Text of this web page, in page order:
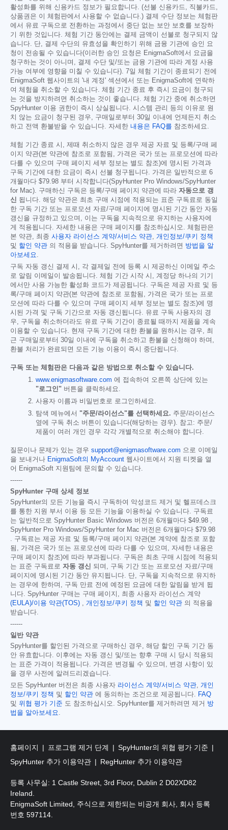
활성화를 위해 신용카드 정보가 필요합니다. (선불 신용카드, 직불카드,
상품권은 이 체험판에서 사용할 수 없습니다.) 결제 수단 정보는 체험판
에서 유료 구독으로 전환하는 과정에서 중단 없는 보안 보호를 보장하
기 위한 것입니다. 체험 기간 동안에는 결제 금액이 선불로 청구되지 않
습니다. 단, 결제 수단의 유효성을 확인하기 위해 금융 기관에 승인 요
청이 전송될 수 있습니다(이러한 승인 요청은 EnigmaSoft에서 요금을
청구하는 것이 아니며, 결제 수단 및/또는 금융 기관에 따라 계정 사용
가능 여부에 영향을 미칠 수 있습니다). 7일 체험 기간이 종료되기 전에
EnigmaSoft 웹사이트의 '내 계정' 섹션에서 또는 EnigmaSoft에 연락하
여 체험을 취소할 수 있습니다. 체험 기간 종료 후 즉시 요금이 청구되
는 것을 방지하려면 취소하는 것이 좋습니다. 체험 기간 중에 취소하면
SpyHunter 이용 권한이 즉시 상실됩니다. 시스템 관리 등의 이유로 원
치 않는 요금이 청구된 경우, 구매일로부터 30일 이내에 언제든지 취소
하고 전액 환불받을 수 있습니다. 자세한 내용은 FAQ를 참조하세요.
체험 기간 종료 시, 제때 취소하지 않은 경우 제공 자료 및 등록/구매 페
이지 약관(본 약관에 참조로 포함됨, 가격은 국가 또는 프로모션에 따라
다를 수 있으며 구매 페이지 세부 정보는 별도 참조)에 명시된 가격과
구독 기간에 대한 요금이 즉시 선불 청구됩니다. 가격은 일반적으로 6
개월마다 $79.98 부터 시작합니다(SpyHunter Pro Windows/SpyHunter
for Mac). 구매하신 구독은 등록/구매 페이지 약관에 따라 자동으로 갱
신
됩니다. 해당 약관은 최초 구매 시점에 적용되는 표준 구독료로 동일
한 구독 기간 또는 프로모션 자료/구매 페이지에 명시된 기간 동안 자동
갱신을 규정하고 있으며, 이는 구독을 지속적으로 유지하는 사용자에
게 적용됩니다. 자세한 내용은 구매 페이지를 참조하십시오. 체험판은
본 약관, 최종 사용자 라이선스 계약/서비스 약관
개인정보/쿠키 정책
및 할인 약관 의 적용을 받습니다. SpyHunter를 제거하려면 방법을 알
아보세요
구독 자동 갱신 결제 시, 각 결제일 전에 등록 시 제공하신 이메일 주소
로 알림 이메일이 발송됩니다. 체험 기간 시작 시, 계정당 하나의 기기
에서만 사용 가능한 활성화 코드가 제공됩니다. 구독은 제공 자료 및 등
록/구매 페이지 약관(본 약관에 참조로 포함됨, 가격은 국가 또는 프로
모션에 따라 다를 수 있으며 구매 페이지 세부 정보는 별도 참조)에 명
시된 가격 및 구독 기간으로 자동 갱신됩니다. 유료 구독 사용자의 경
우, 구독을 취소하더라도 유료 구독 기간이 종료될 때까지 제품을 계속
이용할 수 있습니다. 현재 구독 기간에 대한 환불을 원하시는 경우, 최
근 구매일로부터 30일 이내에 구독을 취소하고 환불을 신청해야 하며,
환불 처리가 완료되면 모든 기능 이용이 즉시 중단됩니다.
구독 또는 체험판은 다음과 같은 방법으로 취소할 수 있습니다.
www.enigmasoftware.com 에 접속하여 오른쪽 상단에 있는
"로그인" 버튼을 클릭하세요.
사용자 이름과 비밀번호로 로그인하세요.
탐색 메뉴에서 "주문/라이선스"를 선택하세요. 주문/라이선스
옆에 구독 취소 버튼이 있습니다(해당하는 경우). 참고: 주문/
제품이 여러 개인 경우 각각 개별적으로 취소해야 합니다.
질문이나 문제가 있는 경우 support@enigmasoftware.com 으로 이메일
을 보내거나 EnigmaSoft의 MyAccount 웹사이트에서 지원 티켓을 열
어 EnigmaSoft 지원팀에 문의할 수 있습니다.
------
SpyHunter 구매 상세 정보
SpyHunter의 모든 기능을 즉시 구독하여 악성코드 제거 및 헬프데스크
를 통한 지원 부서 이용 등 모든 기능을 이용하실 수 있습니다. 구독료
는 일반적으로 SpyHunter Basic Windows 버전은 6개월마다 $49.98 ,
SpyHunter Pro Windows/SpyHunter for Mac 버전은 6개월마다 $79.98
. 구독료는 제공 자료 및 등록/구매 페이지 약관(본 계약에 참조로 포함
됨, 가격은 국가 또는 프로모션에 따라 다를 수 있으며, 자세한 내용은
구매 페이지 참조)에 따라 부과됩니다. 구독은 최초 구매 시점에 적용되
는 표준 구독료로 자동 갱신 되며, 구독 기간 또는 프로모션 자료/구매
페이지에 명시된 기간 동안 유지됩니다. 단, 구독을 지속적으로 유지하
는 경우에 한하며, 구독 만료 전에 예정된 요금에 대한 알림을 받게 됩
니다. SpyHunter 구매는 구매 페이지, 최종 사용자 라이선스 계약
(EULA)/이용 약관(TOS) , 개인정보/쿠키 정책 및 할인 약관 의 적용을
받습니다.
------
일반 약관
SpyHunter를 할인된 가격으로 구매하신 경우, 해당 할인 구독 기간 동
안 유효합니다. 이후에는 자동 갱신 및/또는 향후 구매 시 당시 적용되
는 표준 가격이 적용됩니다. 가격은 변경될 수 있으며, 변경 사항이 있
을 경우 사전에 알려드리겠습니다.
모든 SpyHunter 버전은 최종 사용자 라이선스 계약/서비스 약관, 개인
정보/쿠키 정책 및 할인 약관 에 동의하는 조건으로 제공됩니다. FAQ
및 위협 평가 기준 도 참조하십시오. SpyHunter를 제거하려면 제거 방
법을 알아보세요.
홈페이지 프로그램 제거 단계
SpyHunter의 위협 평가 기준
SpyHunter 추가 이용약관
RegHunter 추가 이용약관
등록 사무실: 1 Castle Street, 3rd Floor, Dublin 2 D02XD82
Ireland.
EnigmaSoft Limited, 주식으로 제한되는 비공개 회사, 회사 등록
번호 597114.